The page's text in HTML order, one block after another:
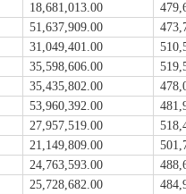
18,681,013.00
51,637,909.00
31,049,401.00
35,598,606.00
35,435,802.00
53,960,392.00
27,957,519.00
21,149,809.00
24,763,593.00
25,728,682.00